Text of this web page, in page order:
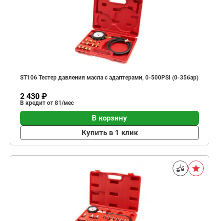
ST106 Тестер давления масла с адаптерами, 0-500PSI (0-35бар)
2 430 ₽
В кредит от 81/мес
В корзину
Купить в 1 клик